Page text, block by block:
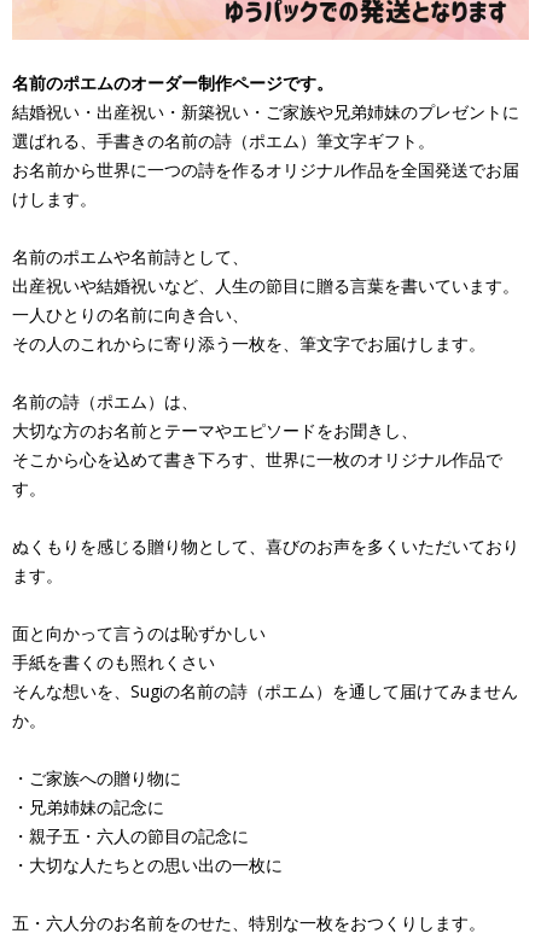
名前のポエムのオーダー制作ページです。
結婚祝い・出産祝い・新築祝い・ご家族や兄弟姉妹のプレゼントに
選ばれる、手書きの名前の詩（ポエム）筆文字ギフト。
お名前から世界に一つの詩を作るオリジナル作品を全国発送でお届
けします。
名前のポエムや名前詩として、
出産祝いや結婚祝いなど、人生の節目に贈る言葉を書いています。
一人ひとりの名前に向き合い、
その人のこれからに寄り添う一枚を、筆文字でお届けします。
名前の詩（ポエム）は、
大切な方のお名前とテーマやエピソードをお聞きし、
そこから心を込めて書き下ろす、世界に一枚のオリジナル作品で
す。
ぬくもりを感じる贈り物として、喜びのお声を多くいただいており
ます。
面と向かって言うのは恥ずかしい
手紙を書くのも照れくさい
そんな想いを、Sugiの名前の詩（ポエム）を通して届けてみません
か。
・ご家族への贈り物に
・兄弟姉妹の記念に
・親子五・六人の節目の記念に
・大切な人たちとの思い出の一枚に
五・六人分のお名前をのせた、特別な一枚をおつくりします。